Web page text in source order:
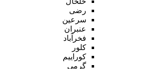
رضی
سرعین
عنبران
فخرآباد
کلور
کوراییم
گرمی